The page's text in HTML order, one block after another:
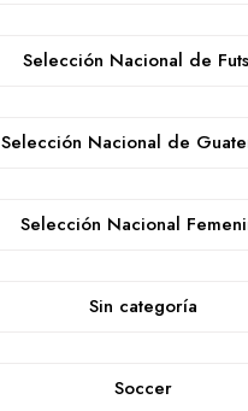
Selección Nacional de
Selección Nacional de
Selección Nacional
Sin categoría
Soccer